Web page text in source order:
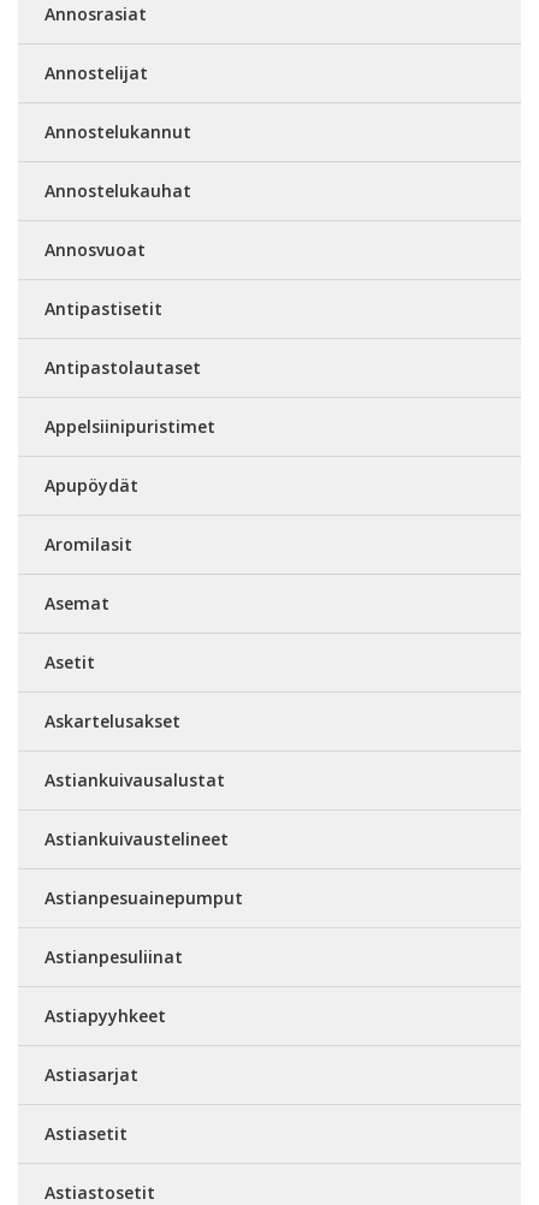
Annosrasiat
Annostelijat
Annostelukannut
Annostelukauhat
Annosvuoat
Antipastisetit
Antipastolautaset
Appelsiinipuristimet
Apupöydät
Aromilasit
Asemat
Asetit
Askartelusakset
Astiankuivausalustat
Astiankuivaustelineet
Astianpesuainepumput
Astianpesuliinat
Astiapyyhkeet
Astiasarjat
Astiasetit
Astiastosetit